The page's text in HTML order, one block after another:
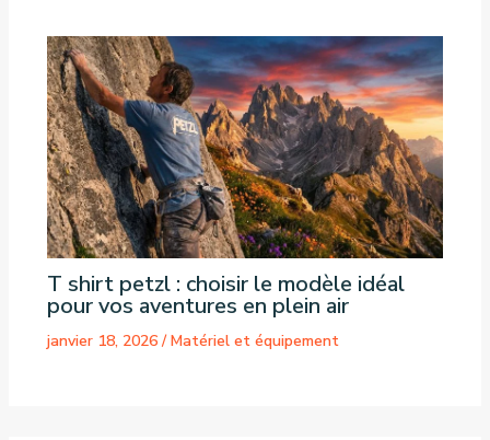
T shirt petzl : choisir le modèle idéal
pour vos aventures en plein air
janvier 18, 2026 /Matériel et équipement